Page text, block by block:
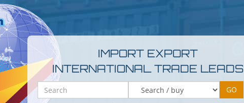
IMPORT EXPORT
INTERNATIONAL TRADE LEADS